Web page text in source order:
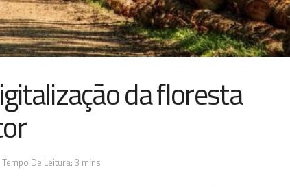
da floresta
Tempo De Leitura: 3 mins